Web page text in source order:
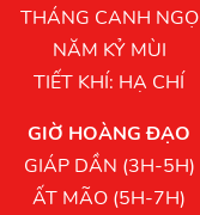
THÁNG CANH NGỌ
NĂM KỶ MÙI
TIẾT KHÍ: HẠ CHÍ
GIỜ HOÀNG ĐẠO
GIÁP DẦN (3H-5H)
ẤT MÃO (5H-7H)